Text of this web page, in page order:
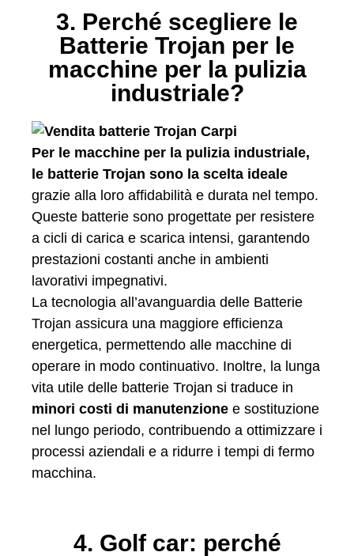
3. Perché scegliere le
Batterie Trojan per le
macchine per la pulizia
industriale?
Per le macchine per la pulizia industriale,
le batterie Trojan sono la scelta ideale
grazie alla loro affidabilità e durata nel tempo.
Queste batterie sono progettate per resistere
a cicli di carica e scarica intensi, garantendo
prestazioni costanti anche in ambienti
lavorativi impegnativi.
La tecnologia all’avanguardia delle Batterie
Trojan assicura una maggiore efficienza
energetica, permettendo alle macchine di
operare in modo continuativo. Inoltre, la lunga
vita utile delle batterie Trojan si traduce in
minori costi di manutenzione e sostituzione
nel lungo periodo, contribuendo a ottimizzare i
processi aziendali e a ridurre i tempi di fermo
macchina.
4. Golf car: perché